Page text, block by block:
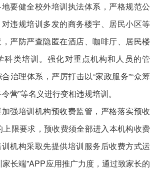
健全校外培训执法体系，严格规范公
违规培训多发的商务楼宇、居民小区等
严防严查隐匿在酒店、咖啡厅、居民楼
科类培训。强化对重点机构和人员的管
治理体系，严厉打击以“家政服务”“众筹
令营”等名义进行变相违规培训。
培训机构预收费监管，严格落实预收
限要求，预收费须全部进入本机构收费
机构采取先提供培训服务后收费方式运
长端”APP应用推广力度，通过致家长的